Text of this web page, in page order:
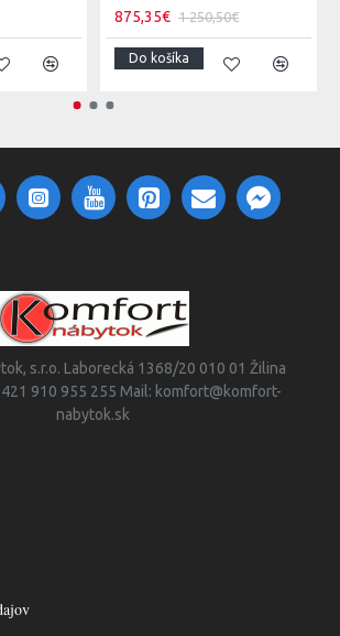
875,35€ 1 250,50€
Do košíka
s.r.o. Laborecká 1368/20 010 01 Žilina
910 955 255 Mail: komfort@komfort-
nabytok.sk